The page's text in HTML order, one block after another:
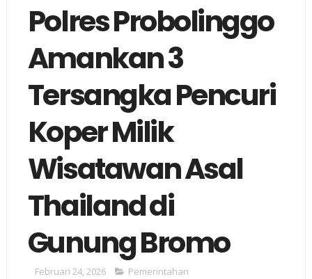
Polres Probolinggo
Amankan 3
Tersangka Pencuri
Koper Milik
Wisatawan Asal
Thailand di
Gunung Bromo
Februari 24, 2026 Pemerintahan